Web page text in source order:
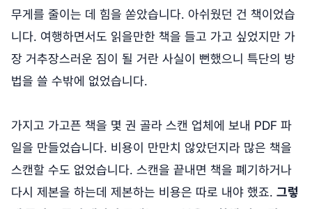
무게를 줄이는 데 힘을 쏟았습니다. 아쉬웠던 건 책이었습
니다. 여행하면서도 읽을만한 책을 들고 가고 싶었지만 가
장 거추장스러운 짐이 될 거란 사실이 뻔했으니 특단의 방
법을 쓸 수밖에 없었습니다.
가지고 가고픈 책을 몇 권 골라 스캔 업체에 보내 PDF 파
일을 만들었습니다. 비용이 만만치 않았던지라 많은 책을
스캔할 수도 없었습니다. 스캔을 끝내면 책을 폐기하거나
다시 제본을 하는데 제본하는 비용은 따로 내야 했죠. 그렇